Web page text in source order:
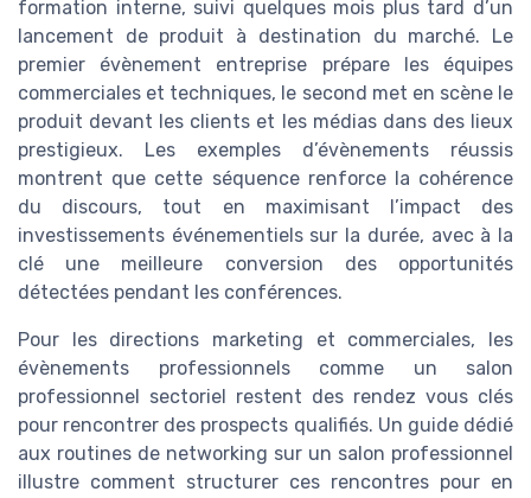
formation interne, suivi quelques mois plus tard d’un
lancement de produit à destination du marché. Le
premier évènement entreprise prépare les équipes
commerciales et techniques, le second met en scène le
produit devant les clients et les médias dans des lieux
prestigieux. Les exemples d’évènements réussis
montrent que cette séquence renforce la cohérence
du discours, tout en maximisant l’impact des
investissements événementiels sur la durée, avec à la
clé une meilleure conversion des opportunités
détectées pendant les conférences.
Pour les directions marketing et commerciales, les
évènements professionnels comme un salon
professionnel sectoriel restent des rendez vous clés
pour rencontrer des prospects qualifiés. Un guide dédié
aux routines de networking sur un salon professionnel
illustre comment structurer ces rencontres pour en